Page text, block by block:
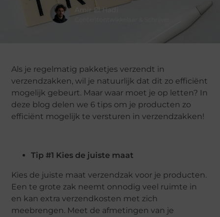
Amir El Hadi
Als je regelmatig pakketjes verzendt in
verzendzakken, wil je natuurlijk dat dit zo efficiënt
mogelijk gebeurt. Maar waar moet je op letten? In
deze blog delen we 6 tips om je producten zo
efficiënt mogelijk te versturen in verzendzakken!
Tip #1 Kies de juiste maat
Kies de juiste maat verzendzak voor je producten.
Een te grote zak neemt onnodig veel ruimte in
en kan extra verzendkosten met zich
meebrengen. Meet de afmetingen van je